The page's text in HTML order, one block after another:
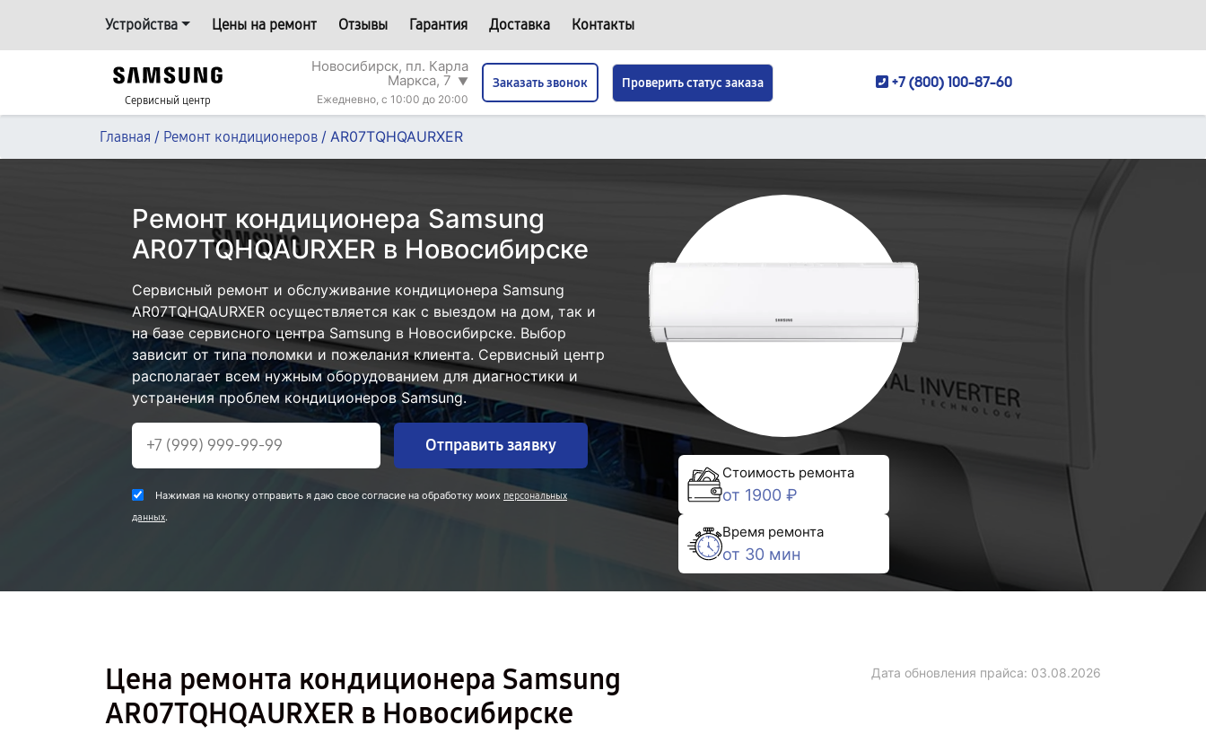
Устройства Цены на ремонт Отзывы Гарантия Доставка Контакты
Сервисный центр
Новосибирск, пл. Карла
Маркса, 7 ▼
Ежедневно, с 10:00 до 20:00
Заказать звонок Проверить статус заказа +7 (800) 100-87-60
Главная / Ремонт кондиционеров / AR07TQHQAURXER
Ремонт кондиционера Samsung
AR07TQHQAURXER в Новосибирске
Сервисный ремонт и обслуживание кондиционера Samsung
AR07TQHQAURXER осуществляется как с выездом на дом, так и
на базе сервисного центра Samsung в Новосибирске. Выбор
зависит от типа поломки и пожелания клиента. Сервисный центр
располагает всем нужным оборудованием для диагностики и
устранения проблем кондиционеров Samsung.
Отправить заявку
Нажимая на кнопку отправить я даю свое согласие на обработку моих персональных
данных.
Стоимость ремонта
от 1900 ₽
Время ремонта
от 30 мин
Цена ремонта кондиционера Samsung
AR07TQHQAURXER в Новосибирске
Дата обновления прайса: 03.08.2026